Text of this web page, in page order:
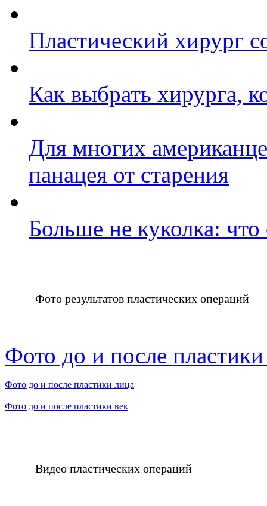
Пластический хирург
Как выбрать хирурга,
Для многих
панацея от старения
Больше не куколка:
Фото результатов пластических операций
Фото до и после
Фото до и после пластики лица
Фото до и после пластики век
Видео пластических операций